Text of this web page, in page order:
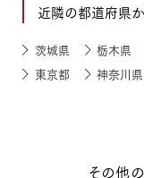
近隣の都道府県
茨城県 栃木県
東京都
神奈川県
その他